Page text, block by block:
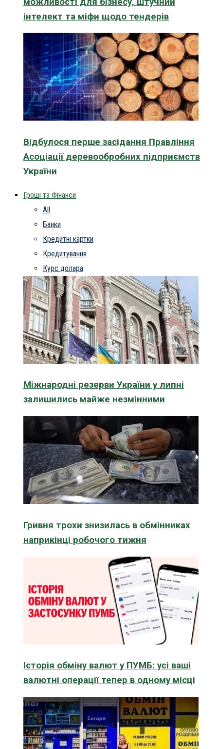
інтелект та міфи щодо тендерів
Відбулося перше засідання Правління
Асоціації деревообробних підприємств
України
Гроші та Фінанси
All
Банки
Кредитні картки
Кредитування
Курс долара
Міжнародні резерви України у липні
залишились майже незмінними
Гривня трохи знизилась в обмінниках
наприкінці робочого тижня
Історія обміну валют у ПУМБ: усі ваші
валютні операції тепер в одному місці